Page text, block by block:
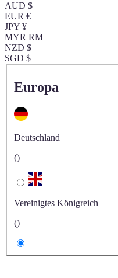
AUD $
EUR €
JPY ¥
MYR RM
NZD $
SGD $
Europa
Deutschland
()
Vereinigtes Königreich
()